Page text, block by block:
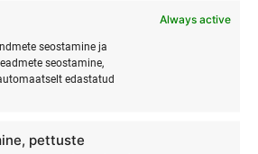
Always active
seostamine ja
seostamine,
edastatud
pettuste